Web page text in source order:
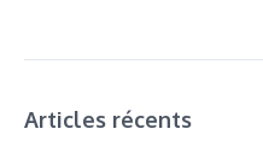
Articles récents